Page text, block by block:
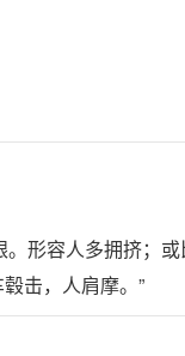
形容人多拥挤；或
击，人肩摩。”